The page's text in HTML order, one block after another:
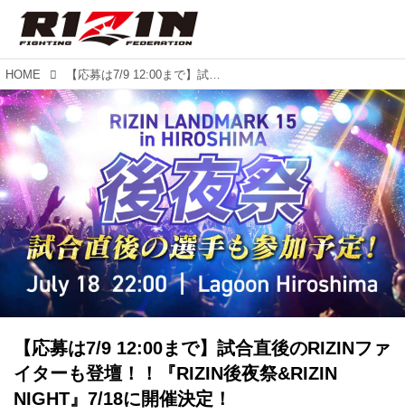
HOME 【応募は7/9 12:00まで】試合直後のRIZINファイターも登壇！！『RIZIN後夜祭&RIZIN NIGHT』7/18に開催決定！
【応募は7/9 12:00まで】試合直後のRIZINファ
イターも登壇！！『RIZIN後夜祭&RIZIN
NIGHT』7/18に開催決定！